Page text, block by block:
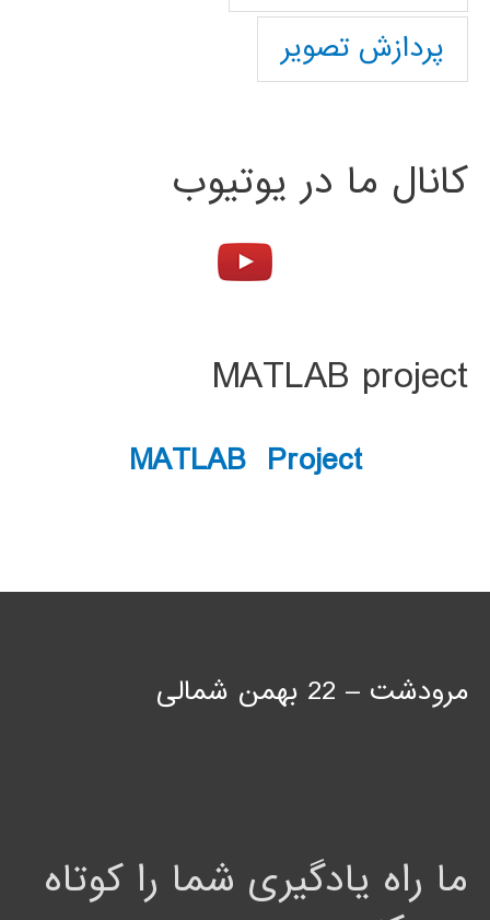
پردازش تصویر
کانال ما در یوتیوب
MATLAB project
MATLAB Project
مرودشت – 22 بهمن شمالی
ما راه یادگیری شما را کوتاه